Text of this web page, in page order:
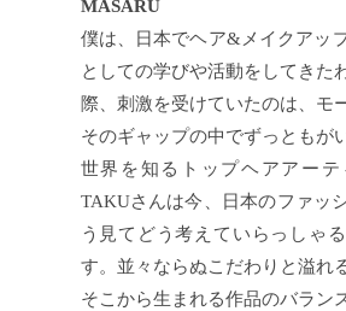
MASARU
僕は、日本でヘア&メイクアッ
としての学びや活動をしてきた
際、刺激を受けていたのは、モ
そのギャップの中でずっともが
世界を知るトップヘアアーテ
TAKUさんは今、日本のファッ
う見てどう考えていらっしゃ
す。並々ならぬこだわりと溢れ
そこから生まれる作品のバラン